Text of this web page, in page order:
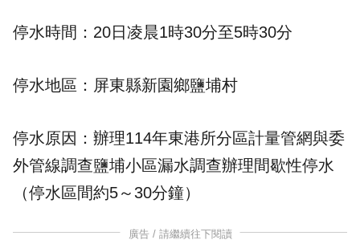
停水時間：20日凌晨1時30分至5時30分
停水地區：屏東縣新園鄉鹽埔村
停水原因：辦理114年東港所分區計量管網與委
外管線調查鹽埔小區漏水調查辦理間歇性停水
（停水區間約5～30分鐘）
廣告 / 請繼續往下閱讀